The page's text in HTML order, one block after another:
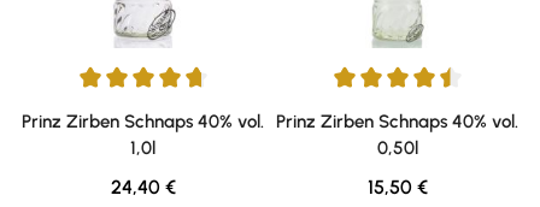
Durchschnittliche Bewertung von 4.78 von 5 Sternen
Prinz Zirben Schnaps 40% vol.
1,0l
Regulärer Preis:
24,40 €
Durchschnittliche Bewertung
Prinz Zirben Schnaps 40% vol.
0,50l
Regulärer Preis:
15,50 €